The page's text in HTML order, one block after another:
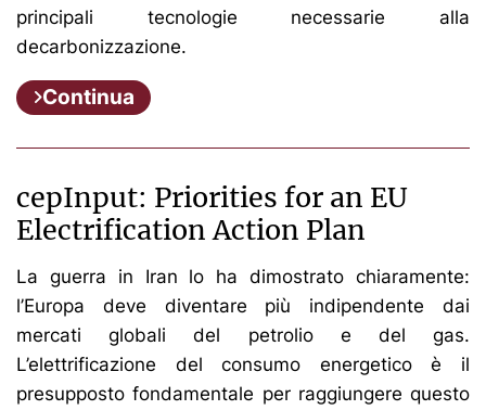
principali tecnologie necessarie alla
decarbonizzazione.
Continua
cepInput: Priorities for an EU
Electrification Action Plan
La guerra in Iran lo ha dimostrato chiaramente:
l’Europa deve diventare più indipendente dai
mercati globali del petrolio e del gas.
L’elettrificazione del consumo energetico è il
presupposto fondamentale per raggiungere questo